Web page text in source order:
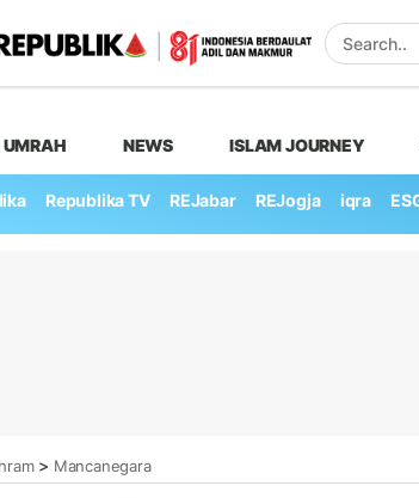
NEWS ISLAM JOURNEY
Republika TV REJabar REJogja iqra
> Mancanegara